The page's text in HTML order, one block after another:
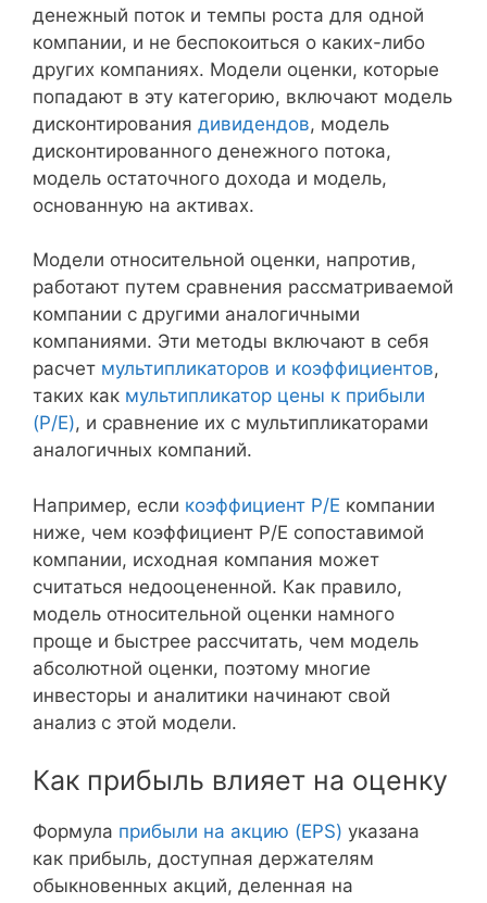
денежный поток и темпы роста для одной
компании, и не беспокоиться о каких-либо
других компаниях. Модели оценки, которые
попадают в эту категорию, включают модель
дисконтирования дивидендов, модель
дисконтированного денежного потока,
модель остаточного дохода и модель,
основанную на активах.
Модели относительной оценки, напротив,
работают путем сравнения рассматриваемой
компании с другими аналогичными
компаниями. Эти методы включают в себя
расчет мультипликаторов и коэффициентов,
таких как мультипликатор цены к прибыли
(P/E), и сравнение их с мультипликаторами
аналогичных компаний.
Например, если коэффициент P/E компании
ниже, чем коэффициент P/E сопоставимой
компании, исходная компания может
считаться недооцененной. Как правило,
модель относительной оценки намного
проще и быстрее рассчитать, чем модель
абсолютной оценки, поэтому многие
инвесторы и аналитики начинают свой
анализ с этой модели.
Как прибыль влияет на оценку
Формула прибыли на акцию (EPS) указана
как прибыль, доступная держателям
обыкновенных акций, деленная на